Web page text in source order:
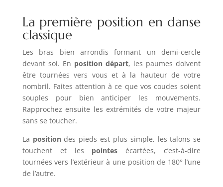
La première position en danse
classique
Les bras bien arrondis formant un demi-cercle
devant soi. En position départ, les paumes doivent
être tournées vers vous et à la hauteur de votre
nombril. Faites attention à ce que vos coudes soient
souples pour bien anticiper les mouvements.
Rapprochez ensuite les extrémités de votre majeur
sans se toucher.
La positiondes pieds est plus simple, les talons se
touchent et les pointes écartées, c’est-à-dire
tournées vers l’extérieur à une position de 180° l’une
de l’autre.